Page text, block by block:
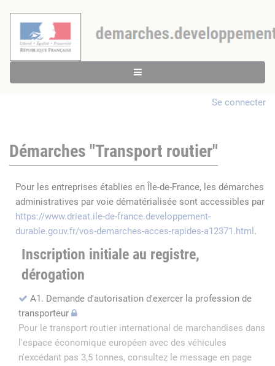
Se connecter
Démarches "Transport routier"
Pour les entreprises établies en Île-de-France, les démarches
administratives par voie dématérialisée sont accessibles par
https://www.drieat.ile-de-france.developpement-
durable.gouv.fr/vos-demarches-acces-rapides-a12371.html .
Inscription initiale au registre,
dérogation
A1. Demande d'autorisation d'exercer la profession de
transporteur
Pour le transport routier international de marchandises dans
l'espace économique européen avec des véhicules
n'excédant pas 3,5 tonnes, consultez le message en page